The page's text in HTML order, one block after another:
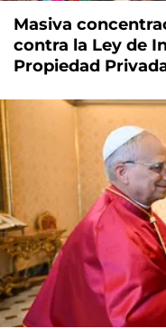
Masiva
contra la Ley de
Propiedad